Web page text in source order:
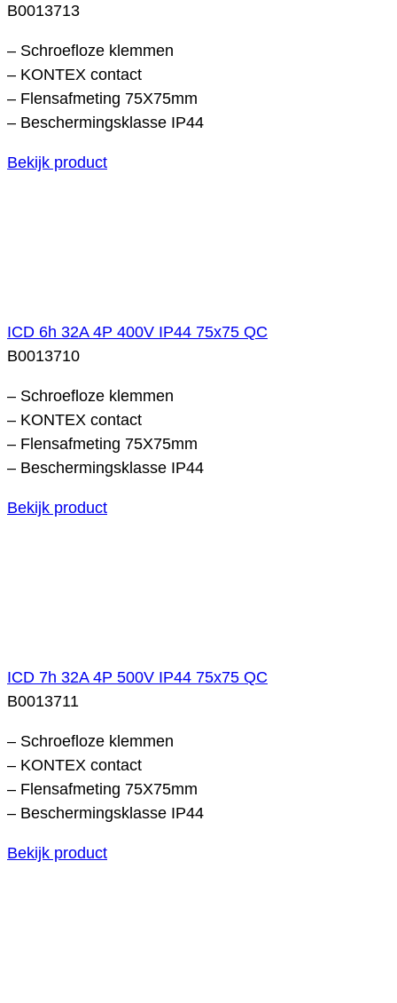
B0013713
– Schroefloze klemmen
– KONTEX contact
– Flensafmeting 75X75mm
– Beschermingsklasse IP44
Bekijk product
ICD 6h 32A 4P 400V IP44 75x75 QC
B0013710
– Schroefloze klemmen
– KONTEX contact
– Flensafmeting 75X75mm
– Beschermingsklasse IP44
Bekijk product
ICD 7h 32A 4P 500V IP44 75x75 QC
B0013711
– Schroefloze klemmen
– KONTEX contact
– Flensafmeting 75X75mm
– Beschermingsklasse IP44
Bekijk product